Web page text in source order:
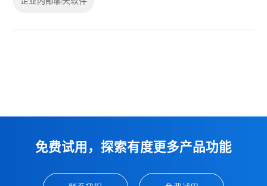
免费试用，探索有度更多产品功能